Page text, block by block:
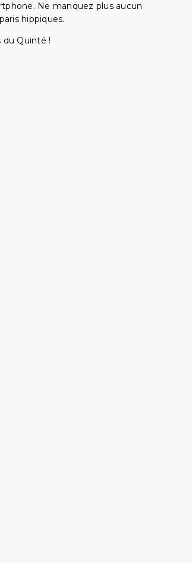
Ne manquez plus aucun
hippiques.
du Quinté !